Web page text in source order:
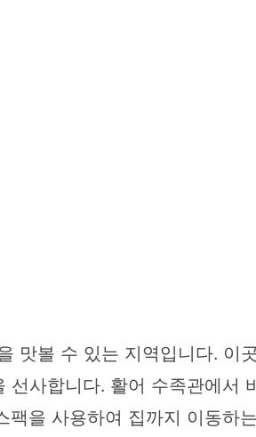
맛볼 수 있는 지역입니다. 이
사합니다. 활어 수족관에서
을 사용하여 집까지 이동하